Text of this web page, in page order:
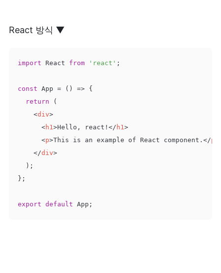
React 방식 ▼
import React from 'react' ;
const App = () => {
return (
<div>
<h1>Hello, react! </ h1>
<p>This is an example of React component. </p
</div>
  );
};
export default App;